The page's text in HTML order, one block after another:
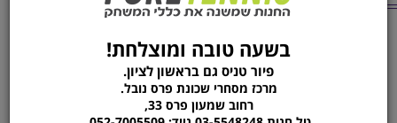
מהקטגוריה
מחבט בדמינטון YONEX
NANORAY 10
ARCSABER FB
בשעה טובה ומוצלחת!
פיור טניס גם בראשון לציון.
מרכז מסחרי שכונת פרס נובל.
רחוב שמעון פרס 33,